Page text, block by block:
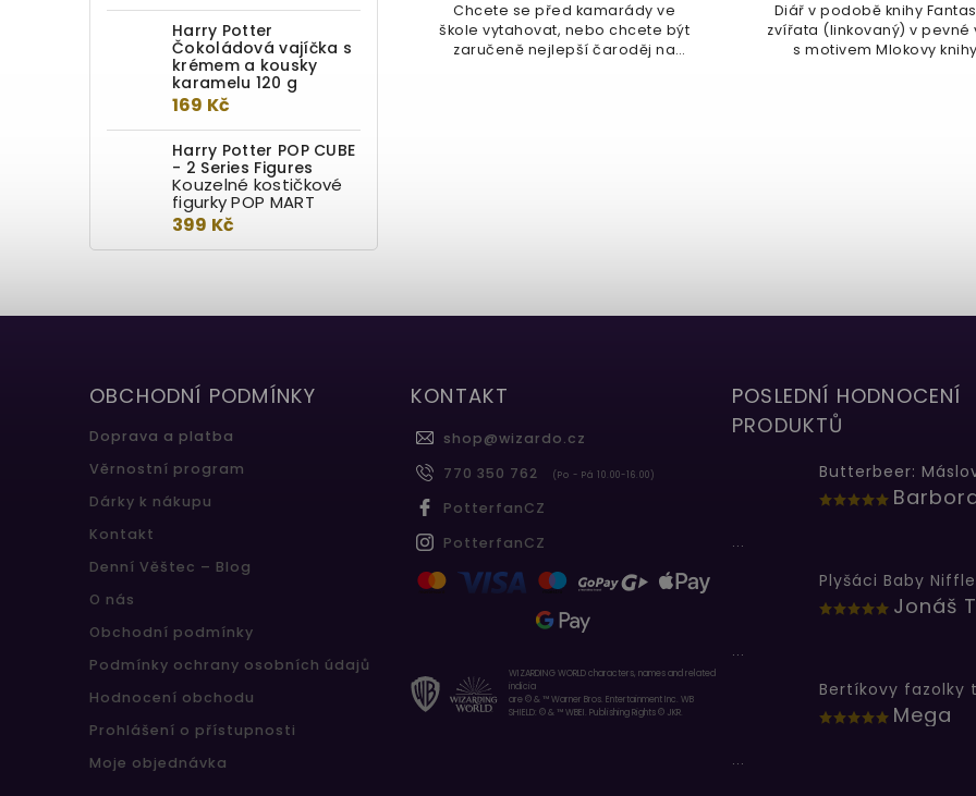
Harry Potter
Čokoládová vajíčka s
krémem a kousky
karamelu 120 g
169 Kč
Harry Potter POP CUBE
- 2 Series Figures
Kouzelné kostičkové
figurky POP MART
399 Kč
Elegantní propiska v podobě
repliky bezové hůlky (kteoru
vlastnil Albus Brumbál, Harry Potter
a...
Chcete se před kamarády ve
škole vytahovat, nebo chcete být
zaručeně nejlepší čaroděj na
Diář v podobě knihy
zvířata (linkovaný) v pevné
s motivem Mlokovy
OBCHODNÍ PODMÍNKY
Doprava a platba
Věrnostní program
Dárky k nákupu
Kontakt
Denní Věštec – Blog
O nás
Obchodní podmínky
Podmínky ochrany osobních údajů
Hodnocení obchodu
Prohlášení o přístupnosti
Moje objednávka
KONTAKT
shop@wizardo.cz
770 350 762
(Po - Pá 10.00-16.00)
PotterfanCZ
PotterfanCZ
WIZARDING WORLD characters, names and related
indicia
are © & ™ Warner Bros. Entertainment Inc. WB
SHIELD: © & ™ WBEI. Publishing Rights © JKR.
POSLEDNÍ HODNOCENÍ
PRODUKTŮ
...
Plyšáci Baby
Jonáš
...
Mega
...